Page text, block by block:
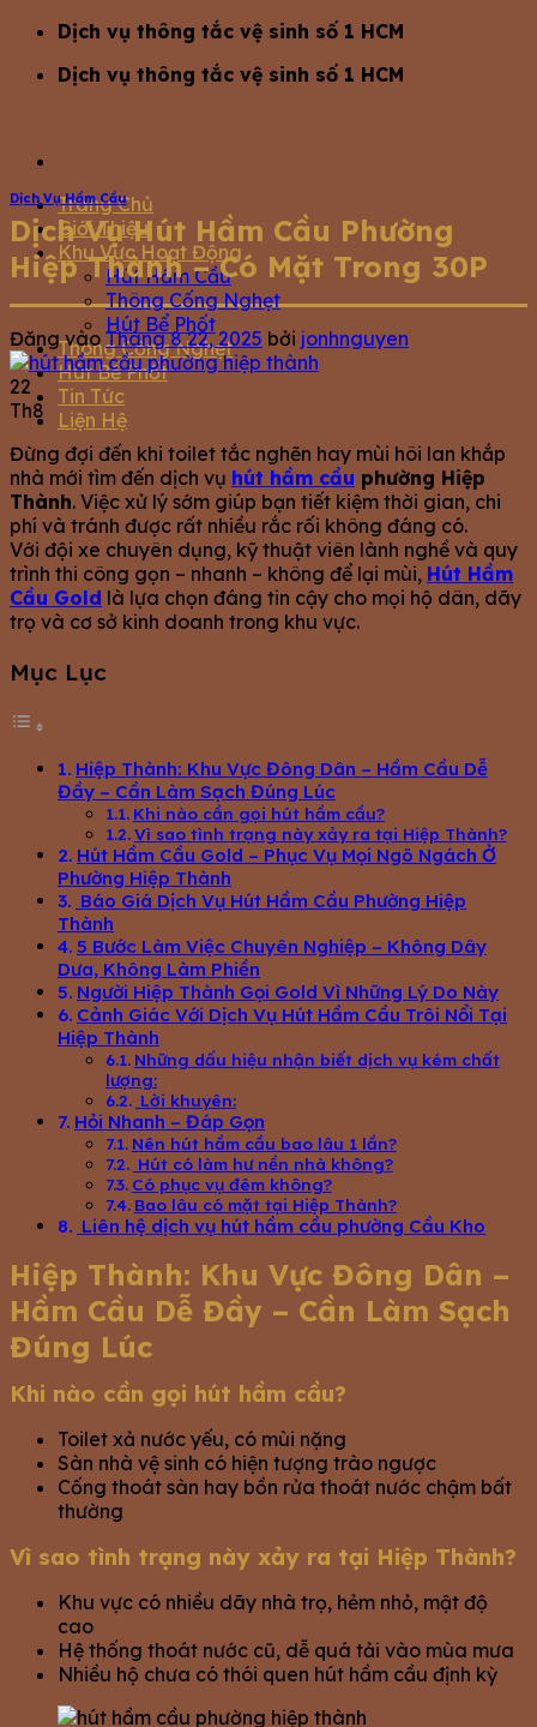
Dịch vụ thông tắc vệ sinh số 1 HCM
Dịch vụ thông tắc vệ sinh số 1 HCM
Trang Chủ
Giới Thiệu
Khu Vực Hoạt Động
Hút Hầm Cầu
Thông Cống Nghẹt
Hút Bể Phốt
Thông Cống Nghẹt
Hút Bể Phốt
Tin Tức
Liện Hệ
Dịch Vụ Hầm Cầu
Dịch Vụ Hút Hầm Cầu Phường
Hiệp Thành – Có Mặt Trong 30P
Đăng vào Tháng 8 22, 2025 bởi jonhnguyen
22
Th8
Đừng đợi đến khi toilet tắc nghẽn hay mùi hôi lan khắp
nhà mới tìm đến dịch vụ hút hầm cầu phường Hiệp
Thành. Việc xử lý sớm giúp bạn tiết kiệm thời gian, chi
phí và tránh được rất nhiều rắc rối không đáng có.
Với đội xe chuyên dụng, kỹ thuật viên lành nghề và quy
trình thi công gọn – nhanh – không để lại mùi, Hút Hầm
Cầu Gold là lựa chọn đáng tin cậy cho mọi hộ dân, dãy
trọ và cơ sở kinh doanh trong khu vực.
Mục Lục
Hiệp Thành: Khu Vực Đông Dân – Hầm Cầu Dễ
Đầy – Cần Làm Sạch Đúng Lúc
Khi nào cần gọi hút hầm cầu?
Vì sao tình trạng này xảy ra tại Hiệp Thành?
Hút Hầm Cầu Gold – Phục Vụ Mọi Ngõ Ngách Ở
Phường Hiệp Thành
Báo Giá Dịch Vụ Hút Hầm Cầu Phường Hiệp
Thành
5 Bước Làm Việc Chuyên Nghiệp – Không Dây
Dưa, Không Làm Phiền
Người Hiệp Thành Gọi Gold Vì Những Lý Do Này
Cảnh Giác Với Dịch Vụ Hút Hầm Cầu Trôi Nổi Tại
Hiệp Thành
Những dấu hiệu nhận biết dịch vụ kém chất
lượng:
Lời khuyên:
Hỏi Nhanh – Đáp Gọn
Nên hút hầm cầu bao lâu 1 lần?
Hút có làm hư nền nhà không?
Có phục vụ đêm không?
Bao lâu có mặt tại Hiệp Thành?
Liên hệ dịch vụ hút hầm cầu phường Cầu Kho
Hiệp Thành: Khu Vực Đông Dân –
Hầm Cầu Dễ Đầy – Cần Làm Sạch
Đúng Lúc
Khi nào cần gọi hút hầm cầu?
Toilet xả nước yếu, có mùi nặng
Sàn nhà vệ sinh có hiện tượng trào ngược
Cống thoát sàn hay bồn rửa thoát nước chậm bất
thường
Vì sao tình trạng này xảy ra tại Hiệp Thành?
Khu vực có nhiều dãy nhà trọ, hẻm nhỏ, mật độ
cao
Hệ thống thoát nước cũ, dễ quá tải vào mùa mưa
Nhiều hộ chưa có thói quen hút hầm cầu định kỳ